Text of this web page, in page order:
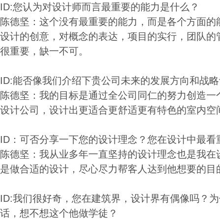
ID:您认为对设计师而言最重要的能力是什么？
陈德坚：这个没有最重要的能力，而是各个方面
设计的创意，对概念的表达，项目的实行，团队
很重要，缺一不可。
ID:能否像我们介绍下贵公司未来的发展方向和战
陈德坚：我的目标是通过全公司同仁的努力创造
设计公司，设计出更适合更舒适更有特色的室内空
ID：可否分享一下您的设计理念？您在设计中最看
陈德坚：我从业多年一直坚持的设计理念也是我
是做合适的设计，尽心尽力帮客人达到他想要的目
ID:我们很好奇，您在建筑界，设计界有偶像吗？
话，想不想这个他做学徒？